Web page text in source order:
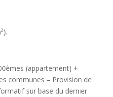
(appartement) +
communes – Provision de
sur base du dernier